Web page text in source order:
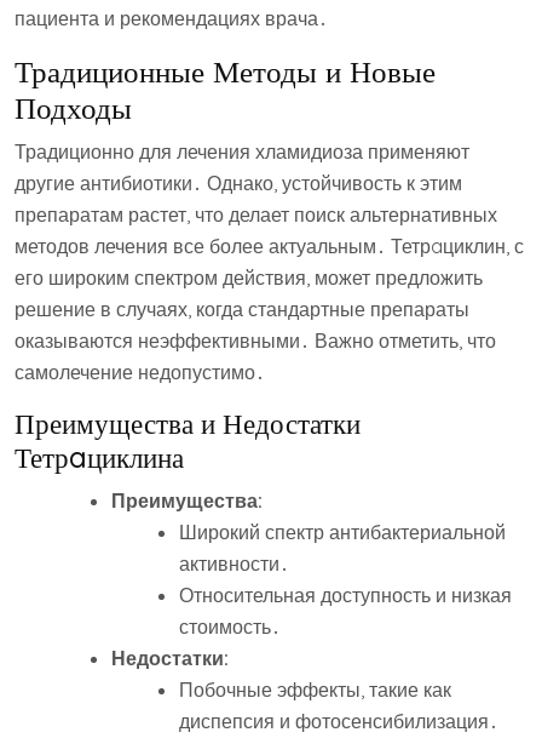
пациента и рекомендациях врача․
Традиционные Методы и Новые
Подходы
Традиционно для лечения хламидиоза применяют
другие антибиотики․ Однако, устойчивость к этим
препаратам растет, что делает поиск альтернативных
методов лечения все более актуальным․ Тетрaциклин, с
его широким спектром действия, может предложить
решение в случаях, когда стандартные препараты
оказываются неэффективными․ Важно отметить, что
самолечение недопустимо․
Преимущества и Недостатки
Тетрaциклина
Преимущества:
Широкий спектр антибактериальной
активности․
Относительная доступность и низкая
стоимость․
Недостатки:
Побочные эффекты, такие как
диспепсия и фотосенсибилизация․